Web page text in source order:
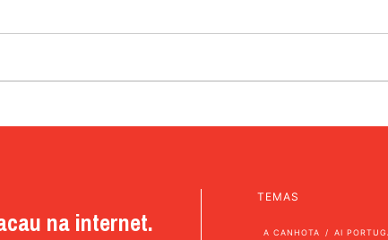
na internet.
TEMAS
A CANHOTA AI